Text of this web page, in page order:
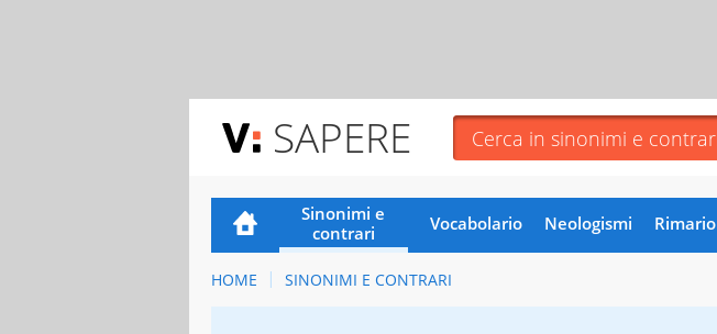
SAPERE
Sinonimi e
contrari
Vocabolario Neologismi Rimario
HOME SINONIMI E CONTRARI